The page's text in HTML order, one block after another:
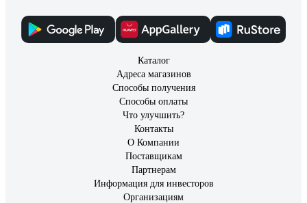
приятный пластик Прорезиненная хваткая рукоять Удобная
подсветка Более длинная рукоятка
158 отзывов
Отзыв о шуруповерте Metabo BS 18
мощный, быстрозажимной патрон для дома хватает
Каталог
Адреса магазинов
Способы получения
Способы оплаты
Что улучшить?
Контакты
О Компании
Поставщикам
Партнерам
Информация для инвесторов
Организациям